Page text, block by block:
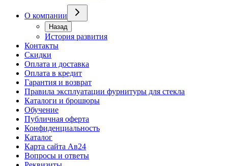
О компании
Назад
История развития
Контакты
Скидки
Оплата и доставка
Оплата в кредит
Гарантия и возврат
Правила эксплуатации фурнитуры для стекла
Каталоги и брошюры
Обучение
Публичная оферта
Конфиденциальность
Каталог
Карта сайта Ав24
Вопросы и ответы